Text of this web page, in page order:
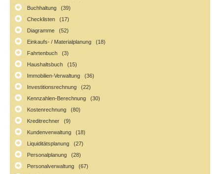
Buchhaltung (39)
Checklisten (17)
Diagramme (52)
Einkaufs- / Materialplanung (18)
Fahrtenbuch (3)
Haushaltsbuch (15)
Immobilien-Verwaltung (36)
Investitionsrechnung (22)
Kennzahlen-Berechnung (30)
Kostenrechnung (80)
Kreditrechner (9)
Kundenverwaltung (18)
Liquiditätsplanung (27)
Personalplanung (28)
Personalverwaltung (67)